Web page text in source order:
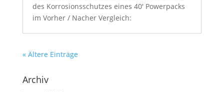
des Korrosionsschutzes eines 40′ Powerpacks
im Vorher / Nacher Vergleich:
« Ältere Einträge
Archiv